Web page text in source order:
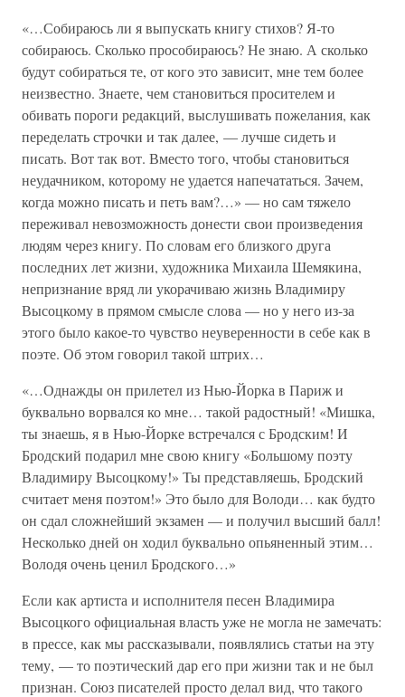
«…Собираюсь ли я выпускать книгу стихов? Я-то
собираюсь. Сколько прособираюсь? Не знаю. А сколько
будут собираться те, от кого это зависит, мне тем более
неизвестно. Знаете, чем становиться просителем и
обивать пороги редакций, выслушивать пожелания, как
переделать строчки и так далее, — лучше сидеть и
писать. Вот так вот. Вместо того, чтобы становиться
неудачником, которому не удается напечататься. Зачем,
когда можно писать и петь вам?…» — но сам тяжело
переживал невозможность донести свои произведения
людям через книгу. По словам его близкого друга
последних лет жизни, художника Михаила Шемякина,
непризнание вряд ли укорачиваю жизнь Владимиру
Высоцкому в прямом смысле слова — но у него из-за
этого было какое-то чувство неуверенности в себе как в
поэте. Об этом говорил такой штрих…
«…Однажды он прилетел из Нью-Йорка в Париж и
буквально ворвался ко мне… такой радостный! «Мишка,
ты знаешь, я в Нью-Йорке встречался с Бродским! И
Бродский подарил мне свою книгу «Большому поэту
Владимиру Высоцкому!» Ты представляешь, Бродский
считает меня поэтом!» Это было для Володи… как будто
он сдал сложнейший экзамен — и получил высший балл!
Несколько дней он ходил буквально опьяненный этим…
Володя очень ценил Бродского…»
Если как артиста и исполнителя песен Владимира
Высоцкого официальная власть уже не могла не замечать:
в прессе, как мы рассказывали, появлялись статьи на эту
тему, — то поэтический дар его при жизни так и не был
признан. Союз писателей просто делал вид, что такого